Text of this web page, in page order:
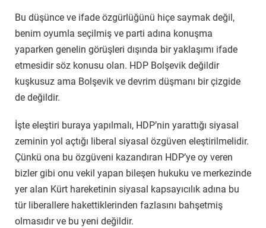
Bu düşünce ve ifade özgürlüğünü hiçe saymak değil,
benim oyumla seçilmiş ve parti adına konuşma
yaparken genelin görüşleri dışında bir yaklaşımı ifade
etmesidir söz konusu olan. HDP Bolşevik değildir
kuşkusuz ama Bolşevik ve devrim düşmanı bir çizgide
de değildir.
İşte eleştiri buraya yapılmalı, HDP’nin yarattığı siyasal
zeminin yol açtığı liberal siyasal özgüven eleştirilmelidir.
Çünkü ona bu özgüveni kazandıran HDP’ye oy veren
bizler gibi onu vekil yapan bileşen hukuku ve merkezinde
yer alan Kürt hareketinin siyasal kapsayıcılık adına bu
tür liberallere hakettiklerinden fazlasını bahşetmiş
olmasıdır ve bu yeni değildir.